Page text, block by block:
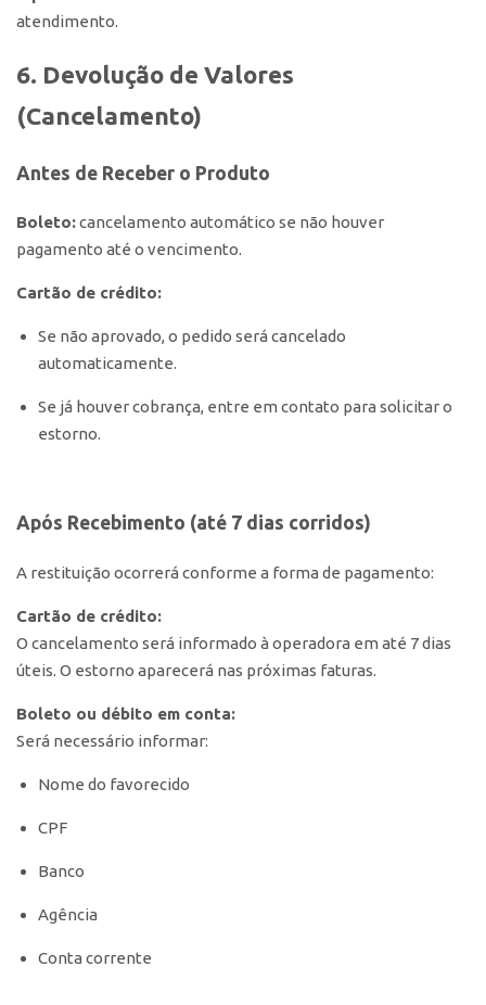
atendimento.
6. Devolução de Valores
(Cancelamento)
Antes de Receber o Produto
Boleto:cancelamento automático se não houver
pagamento até o vencimento.
Cartão de crédito:
Se não aprovado, o pedido será cancelado
automaticamente.
Se já houver cobrança, entre em contato para solicitar o
estorno.
Após Recebimento (até 7 dias corridos)
A restituição ocorrerá conforme a forma de pagamento:
Cartão de crédito:
O cancelamento será informado à operadora em até 7 dias
úteis. O estorno aparecerá nas próximas faturas.
Boleto ou débito em conta:
Será necessário informar:
Nome do favorecido
CPF
Banco
Agência
Conta corrente